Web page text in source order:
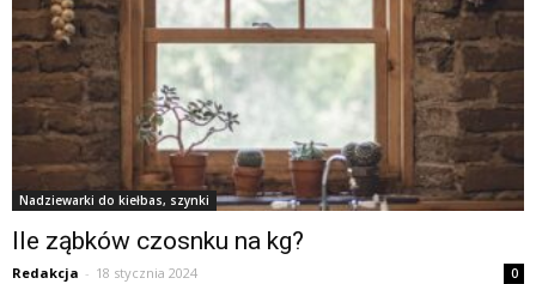
Nadziewarki do kiełbas, szynki
Ile ząbków czosnku na kg?
Redakcja - 18 stycznia 2024 0